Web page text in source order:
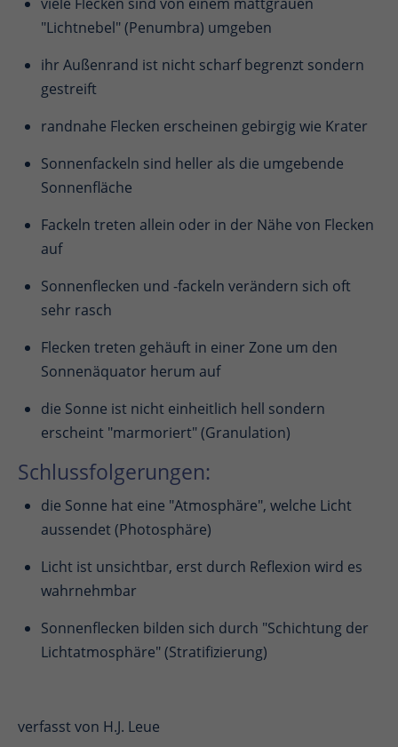
"Lichtnebel" (Penumbra) umgeben
ihr Außenrand ist nicht scharf begrenzt sondern
gestreift
randnahe Flecken erscheinen gebirgig wie Krater
Sonnenfackeln sind heller als die umgebende
Sonnenfläche
Fackeln treten allein oder in der Nähe von Flecken
auf
Sonnenflecken und -fackeln verändern sich oft
sehr rasch
Flecken treten gehäuft in einer Zone um den
Sonnenäquator herum auf
die Sonne ist nicht einheitlich hell sondern
erscheint "marmoriert" (Granulation)
Schlussfolgerungen:
die Sonne hat eine "Atmosphäre", welche Licht
aussendet (Photosphäre)
Licht ist unsichtbar, erst durch Reflexion wird es
wahrnehmbar
Sonnenflecken bilden sich durch "Schichtung der
Lichtatmosphäre" (Stratifizierung)
verfasst von H.J. Leue